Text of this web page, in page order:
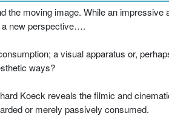
moving image. While an
a new perspective….
a visual apparatus or,
ways?
Koeck reveals the filmic and
or merely passively consumed.